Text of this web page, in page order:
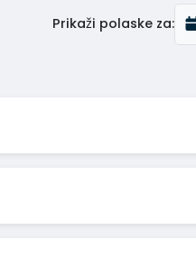
Prikaži polaske za: